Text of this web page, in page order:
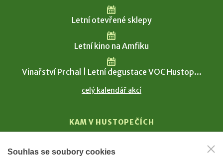
Letní otevřené sklepy
Letní kino na Amfiku
Vinařství Prchal | Letní degustace VOC Hustop...
celý kalendář akcí
KAM V HUSTOPEČÍCH
T. G. Masaryk
Souhlas se soubory cookies